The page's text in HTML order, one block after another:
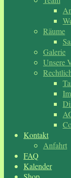
Räume
Galerie
Unsere
Kontakt
Anfahrt
FAQ
Kalender